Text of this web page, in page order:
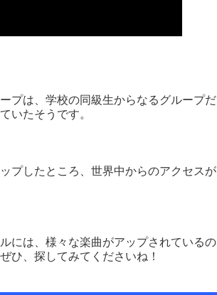
プは、学校の同級生からなるグループだ
いたそうです。
プしたところ、世界中からのアクセスが
には、様々な楽曲がアップされているの
ひ、探してみてくださいね！